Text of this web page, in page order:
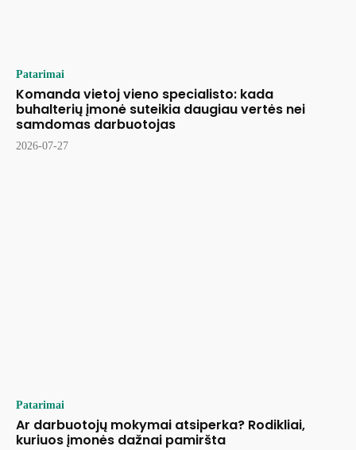
Patarimai
Komanda vietoj vieno specialisto: kada
buhalterių įmonė suteikia daugiau vertės nei
samdomas darbuotojas
2026-07-27
Patarimai
Ar darbuotojų mokymai atsiperka? Rodikliai,
kuriuos įmonės dažnai pamiršta